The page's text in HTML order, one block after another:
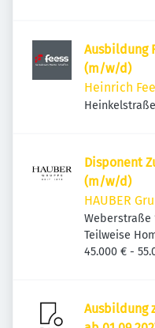
Ausbildung
(m/w/d)
Heinrich
Disponent
(m/w/d)
HAUBER
Weberstraße
Deutschland
Teilweise
45.000 € -
Ausbildung